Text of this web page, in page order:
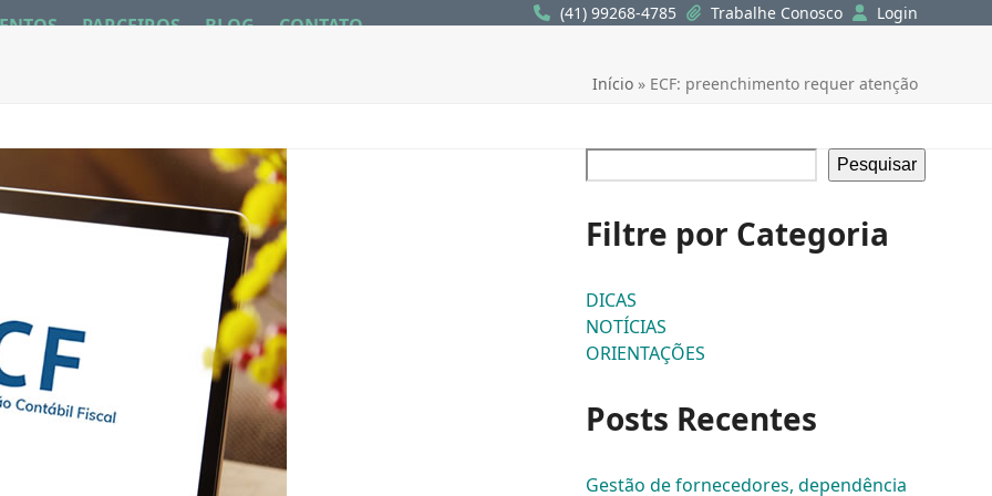
(41) 99268-4785 Trabalhe Conosco Login
PARCEIROS BLOG CONTATO
Início» ECF: preenchimento requer atenção
Pesquisar
Filtre por Categoria
DICAS
NOTÍCIAS
ORIENTAÇÕES
Posts Recentes
Gestão de fornecedores, dependência